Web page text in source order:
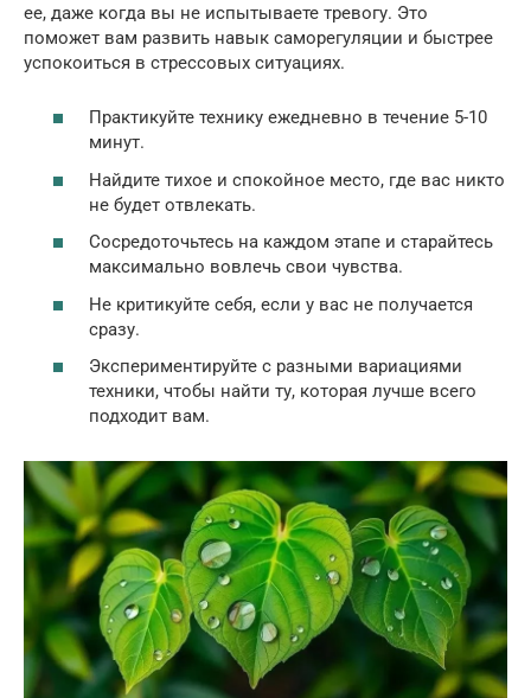
ее, даже когда вы не испытываете тревогу. Это
поможет вам развить навык саморегуляции и быстрее
успокоиться в стрессовых ситуациях.
Практикуйте технику ежедневно в течение 5-10
минут.
Найдите тихое и спокойное место, где вас никто
не будет отвлекать.
Сосредоточьтесь на каждом этапе и старайтесь
максимально вовлечь свои чувства.
Не критикуйте себя, если у вас не получается
сразу.
Экспериментируйте с разными вариациями
техники, чтобы найти ту, которая лучше всего
подходит вам.